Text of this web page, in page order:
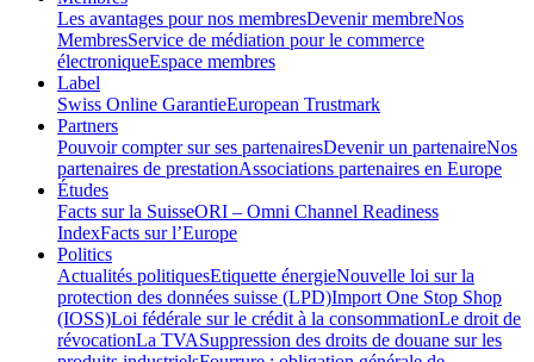
Les avantages pour nos membresDevenir membreNos
MembresService de médiation pour le commerce
électroniqueEspace membres
Label
Swiss Online GarantieEuropean Trustmark
Partners
Pouvoir compter sur ses partenairesDevenir un partenaireNos
partenaires de prestationAssociations partenaires en Europe
Études
Facts sur la SuisseORI – Omni Channel Readiness
IndexFacts sur l’Europe
Politics
Actualités politiquesEtiquette énergieNouvelle loi sur la
protection des données suisse (LPD)Import One Stop Shop
(IOSS)Loi fédérale sur le crédit à la consommationLe droit de
révocationLa TVASuppression des droits de douane sur les